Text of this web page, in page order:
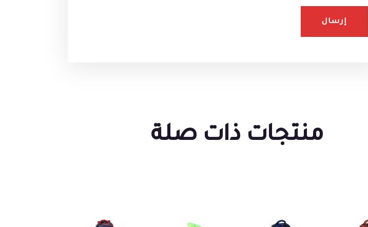
منتجات ذات صلة